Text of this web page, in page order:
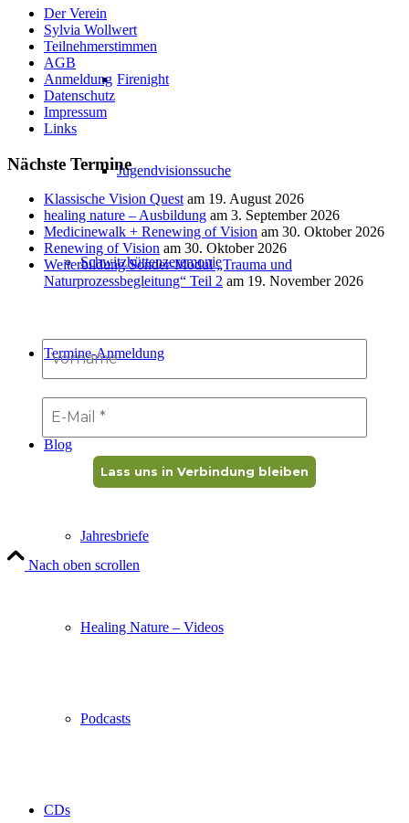
Firenight
Jugendvisionssuche
Schwitzhüttenzeremonie
Termine-Anmeldung
Blog
Jahresbriefe
Healing Nature – Videos
Podcasts
CDs
Der Verein
Sylvia Wollwert
Teilnehmerstimmen
AGB
Anmeldung
Datenschutz
Impressum
Links
Nächste Termine
Klassische Vision Quest am 19. August 2026
healing nature – Ausbildung am 3. September 2026
Medicinewalk + Renewing of Vision am 30. Oktober 2026
Renewing of Vision am 30. Oktober 2026
Weiterbildung Sonder-Modul „Trauma und
Naturprozessbegleitung“ Teil 2 am 19. November 2026
Nach oben scrollen